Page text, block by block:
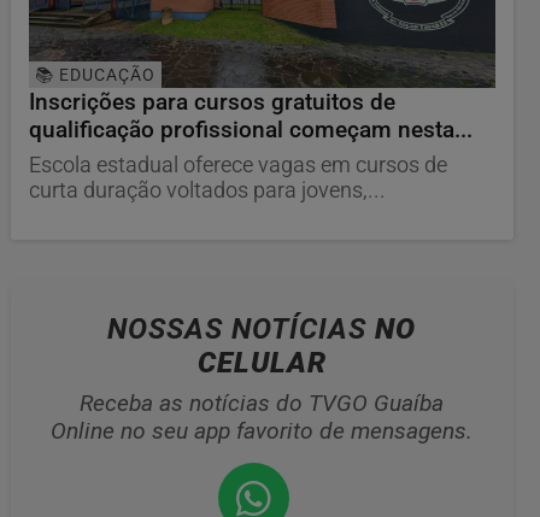
📚 EDUCAÇÃO
Inscrições para cursos gratuitos de
qualificação profissional começam nesta...
Escola estadual oferece vagas em cursos de
curta duração voltados para jovens,...
NOSSAS NOTÍCIASNO
CELULAR
Receba as notícias do TVGO Guaíba
Online no seu app favorito de mensagens.